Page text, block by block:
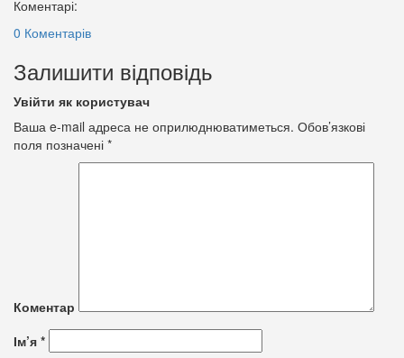
Коментарі:
0 Коментарів
Залишити відповідь
Увійти як користувач
Ваша e-mail адреса не оприлюднюватиметься. Обов’язкові
поля позначені *
Коментар
Ім’я *